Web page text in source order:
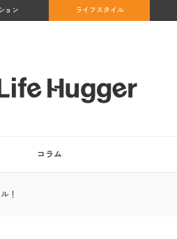
ョン ライフスタイル
コラム
！